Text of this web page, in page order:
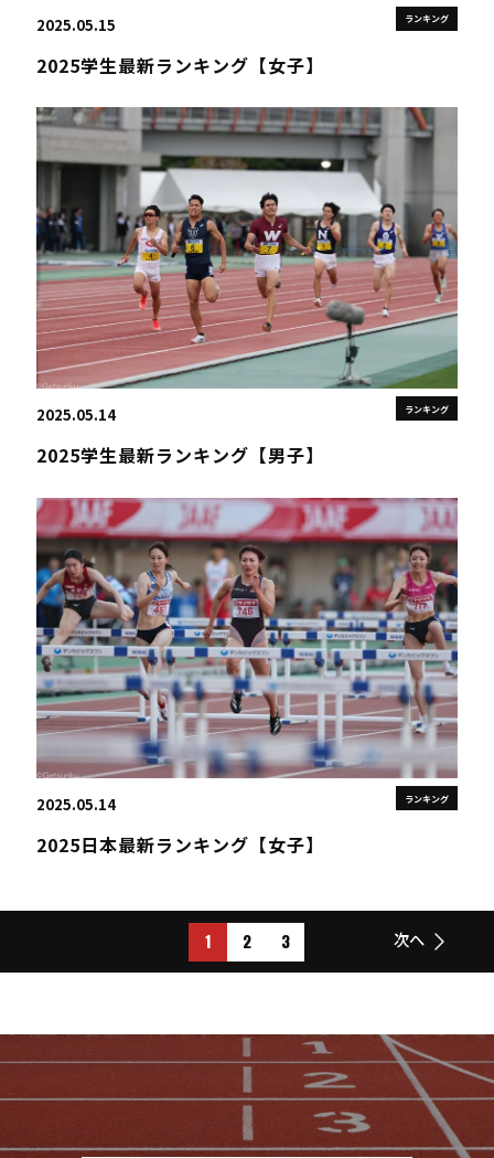
ランキング
2025.05.15
2025学生最新ランキング【女子】
ランキング
2025.05.14
2025学生最新ランキング【男子】
ランキング
2025.05.14
2025日本最新ランキング【女子】
1 2 3 次へ